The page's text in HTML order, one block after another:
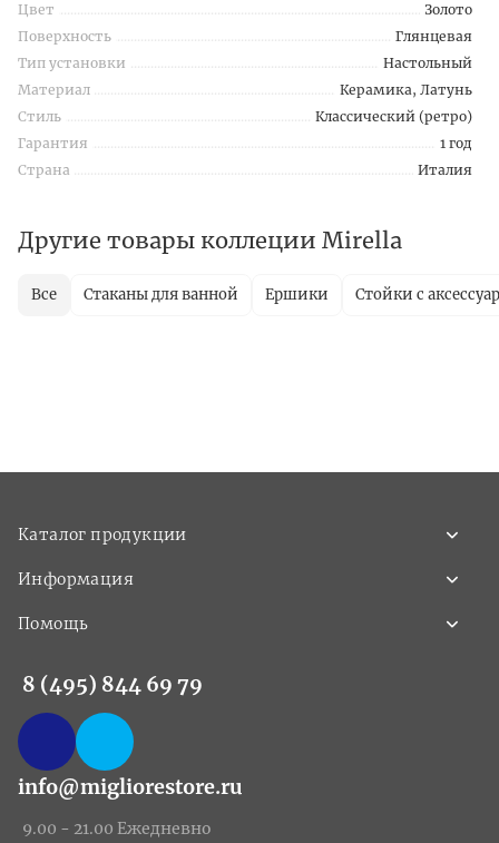
Цвет
Золото
Поверхность
Глянцевая
Тип установки
Настольный
Материал
Керамика, Латунь
Стиль
Классический (ретро)
Гарантия
1 год
Страна
Италия
Другие товары коллеции Mirella
Все Стаканы для ванной Ершики Стойки с
Каталог продукции
Информация
Помощь
8 (495) 844 69 79
info@migliorestore.ru
9.00 - 21.00 Ежедневно